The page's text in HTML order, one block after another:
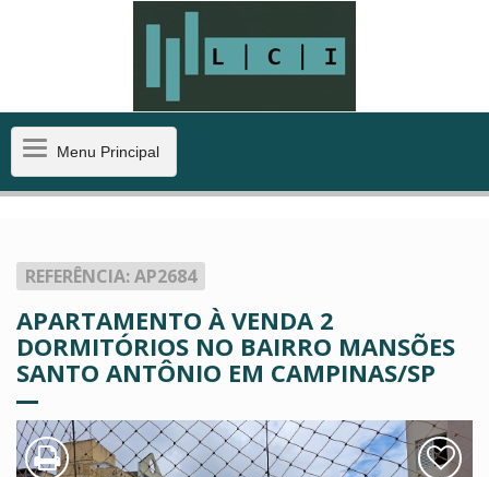
MenuMenu Principal
REFERÊNCIA: AP2684
APARTAMENTO À VENDA 2
DORMITÓRIOS NO BAIRRO MANSÕES
SANTO ANTÔNIO EM CAMPINAS/SP